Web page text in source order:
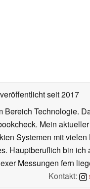
seit 2017
Technologie.
Mein
Systemen mit
Hauptberuflich bin
Messungen fern
Kontakt: